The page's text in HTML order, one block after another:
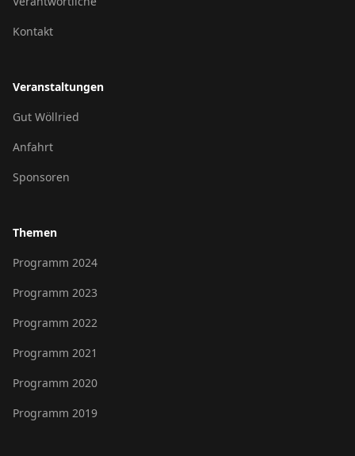
Kontakt
Veranstaltungen
Gut Wöllried
Anfahrt
Sponsoren
Themen
Programm 2024
Programm 2023
Programm 2022
Programm 2021
Programm 2020
Programm 2019